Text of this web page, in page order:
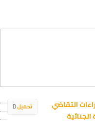
تحميل
التقاضي